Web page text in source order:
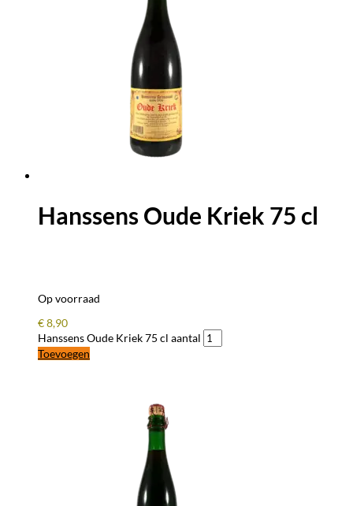
Hanssens Oude Kriek 75 cl
Op voorraad
€8,90
Hanssens Oude Kriek 75 cl aantal
Toevoegen